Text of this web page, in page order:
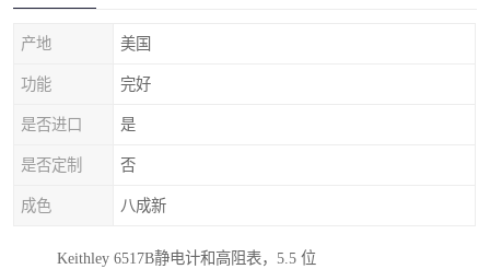
产地 美国
功能 完好
是否进口 是
是否定制 否
成色 八成新
Keithley 6517B静电计和高阻表，5.5 位